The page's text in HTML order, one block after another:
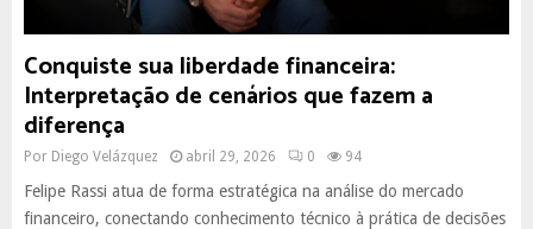
Conquiste sua liberdade financeira:
Interpretação de cenários que fazem a
diferença
Por Diego Velázquez abril 29, 2026 0 94
Felipe Rassi atua de forma estratégica na análise do mercado
financeiro, conectando conhecimento técnico à prática de decisões